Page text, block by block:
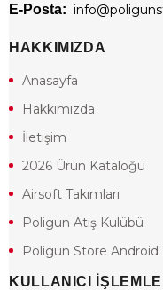
E-Posta:
HAKKIMIZDA
Anasayfa
Hakkımızda
İletişim
2026 Ürün Kataloğu
Airsoft Takımları
Poligun Atış Kulübü
Poligun Store Android
KULLANICI